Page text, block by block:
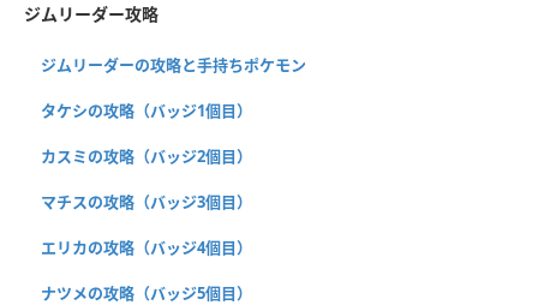
ジムリーダー攻略
ジムリーダーの攻略と手持ちポケモン
タケシの攻略（バッジ1個目）
カスミの攻略（バッジ2個目）
マチスの攻略（バッジ3個目）
エリカの攻略（バッジ4個目）
ナツメの攻略（バッジ5個目）